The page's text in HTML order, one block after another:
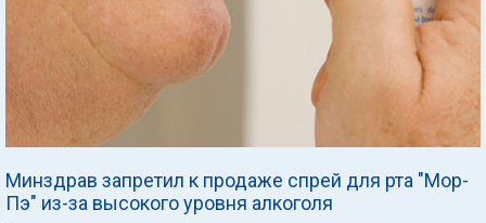
Минздрав запретил к продаже спрей для рта "Мор-
Пэ" из-за высокого уровня алкоголя